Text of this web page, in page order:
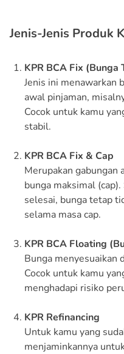
Jenis-Jenis Produk
KPR BCA Fix (Bunga
Jenis ini menawarkan
awal pinjaman,
Cocok untuk kamu
stabil.
KPR BCA Fix & Cap
Merupakan gabungan
bunga maksimal
selesai, bunga tetap
selama masa cap.
KPR BCA Floating
Bunga menyesuaikan
Cocok untuk kamu
menghadapi risiko
KPR Refinancing
Untuk kamu yang
menjaminkannya